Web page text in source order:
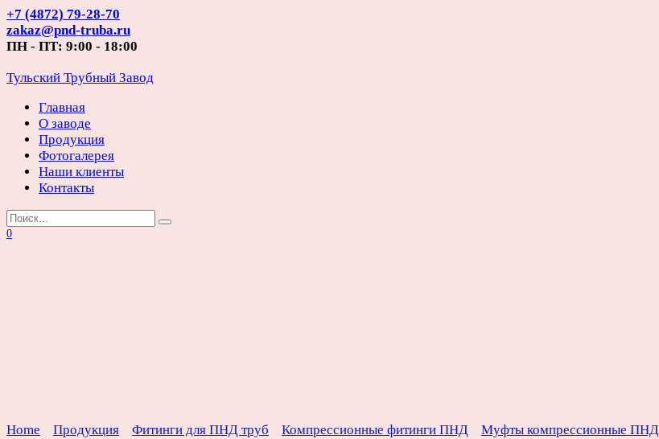
Перейти
к
содержанию
+7 (4872) 79-28-70
zakaz@pnd-truba.ru
ПН - ПТ: 9:00 - 18:00
Тульский Трубный Завод
Главная
О заводе
Продукция
Фотогалерея
Наши клиенты
Контакты
Search
for:
0
Home Продукция Фитинги для ПНД труб Компрессионные фитинги ПНД Муфты компрессионные ПНД